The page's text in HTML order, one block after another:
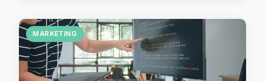
MARKETING